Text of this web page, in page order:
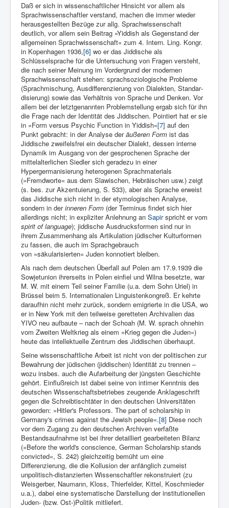
Daß er sich in wissenschaftlicher Hinsicht vor allem als
Sprach­wissenschaftler verstand, machen die immer wieder
herausgestellten Bezüge zur allg. Sprachwissenschaft
deutlich, vor allem sein Beitrag »Yiddish als Gegenstand der
allgemeinen Sprachwissen­schaft« zum 4. Intern. Ling. Kongr.
in Kopenhagen 1936,[6] wo er das Jiddische als
Schlüsselsprache für die Un­tersuchung von Fragen versteht,
die nach seiner Meinung im Vordergrund der modernen
Sprachwissenschaft stehen: sprachsoziologische Pro­bleme
(Sprachmischung, Ausdifferenzierung von Dialekten, Standar­
disierung) sowie das Verhältnis von Sprache und Denken. Vor
allem bei der letztgenannten Problemstellung ergab sich für ihn
die Frage nach der Iden­tität des Jiddischen. Pointiert hat er sie
in »Form versus Psychic Function in Yiddish«[7] auf den
Punkt gebracht: in der Analyse deräußeren Form ist das
Jiddische zweifelsfrei ein deutscher Dialekt, dessen interne
Dynamik im Ausgang von der gesprochenen Sprache der
mittelalterlichen Siedler sich geradezu in einer
Hypergermanisierung heterogenen Sprachmaterials
(»Fremdworte« aus dem Slawischen, Hebräischen usw.) zeigt
(s. bes. zur Akzentuierung, S. 533), aber als Sprache erweist
das Jiddische sich nicht in der etymologischen Analyse,
sondern in derinneren Form (der Terminus findet sich hier
allerdings nicht; in expliziter Anlehnung an Sapirspricht er vom
spirit of language); jiddische Ausdrucksformen sind nur in
ihrem Zusammenhang als Artikulation jüdischer Kulturformen
zu fassen, die auch im Sprachgebrauch
von »säkularisierten« Juden konnotiert bleiben.
Als nach dem deutschen Überfall auf Polen am 17.9.1939 die
So­wjetunion ihrerseits in Polen einfiel und Wilna besetzte, war
M. W. mit einem Teil seiner Familie (u.a. dem Sohn Uriel) in
Brüssel beim 5. Internationalen Linguistenkongreß. Er kehrte
dar­aufhin nicht mehr zurück, sondern emigrierte in die USA, wo
er in New York mit den teilweise geretteten Archivalien das
YIVO neu aufbaute – nach der Schoah (M. W. sprach ohnehin
vom Zweiten Weltkrieg als einem »Krieg gegen die Juden«)
heute das intellektuelle Zentrum des Jiddischen überhaupt.
Seine wissenschaftliche Arbeit ist nicht von der politischen zur
Bewahrung der jüdischen (jiddischen) Identität zu trennen –
wozu insbes. auch die Aufarbeitung der jüngsten Ge­schichte
gehört. Einflußreich ist dabei seine von intimer Kenntnis des
deutschen Wissenschaftsbetriebes zeugende Anklageschrift
gegen die Schreibtischtäter in den deutschen Universitäten
geworden: »Hitler's Professors. The part of scholarship in
Germany's crimes against the Jewish people«.[8] Diese noch
vor dem Zugang zu den deutschen Archiven verfaßte
Bestandsaufnahme ist bei ihrer detailliert gearbeiteten Bilanz
(»Before the world's conscience, German Scholarship stands
convicted«, S. 242) gleichzeitig bemüht um eine
Differenzierung, die die Kollusion der anfänglich zumeist
unpolitisch-distanzierten Wissenschaftler rekonstruiert (zu
Weisgerber, Naumann, Kloss, Thierfelder, Kittel, Koschmieder
u.a.), dabei eine systematische Darstellung der institutionellen
Juden- (bzw. Ost-)Politik mitlie­fert.